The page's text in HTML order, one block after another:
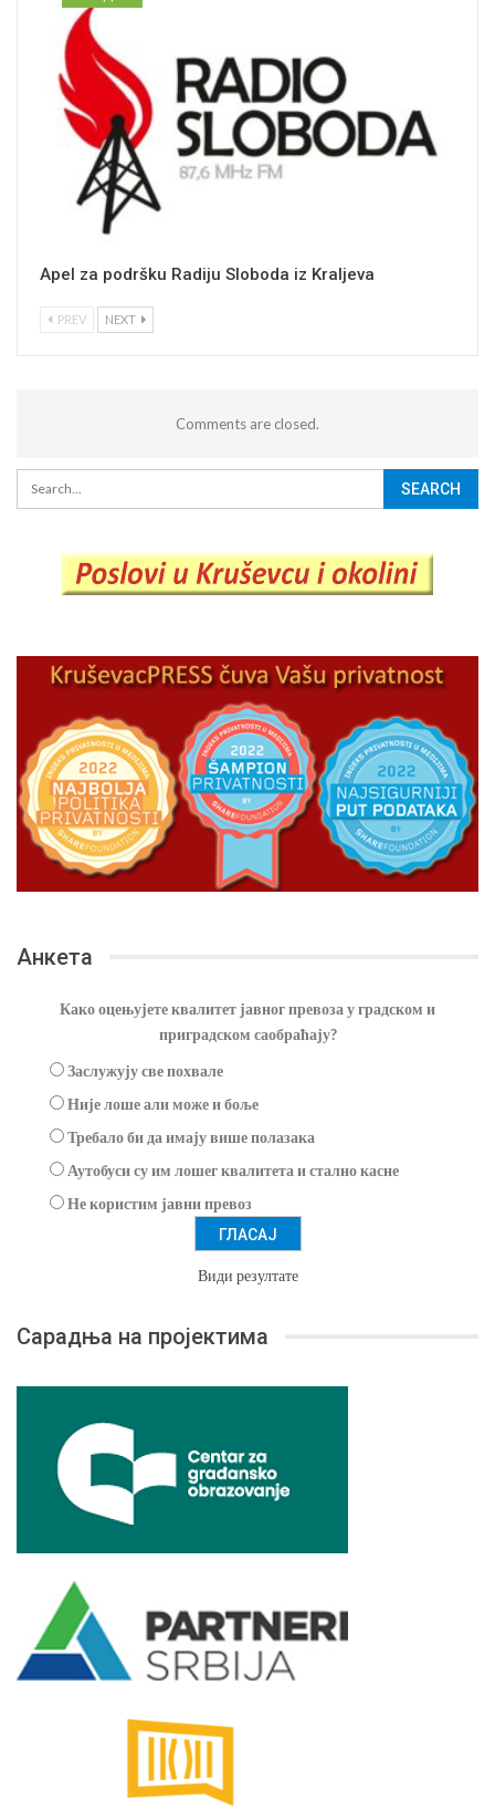
Apel za podršku Radiju Sloboda iz Kraljeva
PREV NEXT
Comments are closed.
Анкета
Како оцењујете квалитет јавног превоза у градском и
приградском саобраћају?
Заслужују све похвале
Није лоше али може и боље
Требало би да имају више полазака
Аутобуси су им лошег квалитета и стално касне
Не користим јавни превоз
Види резултате
Сарадња на пројектима